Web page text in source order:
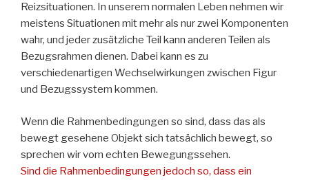
Reizsituationen. In unserem normalen Leben nehmen wir
meistens Situationen mit mehr als nur zwei Komponenten
wahr, und jeder zusätzliche Teil kann anderen Teilen als
Bezugsrahmen dienen. Dabei kann es zu
verschiedenartigen Wechselwirkungen zwischen Figur
und Bezugssystem kommen.
Wenn die Rahmenbedingungen so sind, dass das als
bewegt gesehene Objekt sich tatsächlich bewegt, so
sprechen wir vom echten Bewegungssehen.
Sind die Rahmenbedingungen jedoch so, dass ein